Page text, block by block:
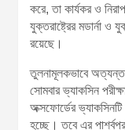
করে, তা কার্যকর ও
যুক্তরাষ্ট্রের মডার্না ও
রয়েছে।
তুলনামূলকভাবে অত্যন্ত
সোমবার ভ্যাকসিন
অক্সফোর্ডের
হচ্ছে। তবে এর